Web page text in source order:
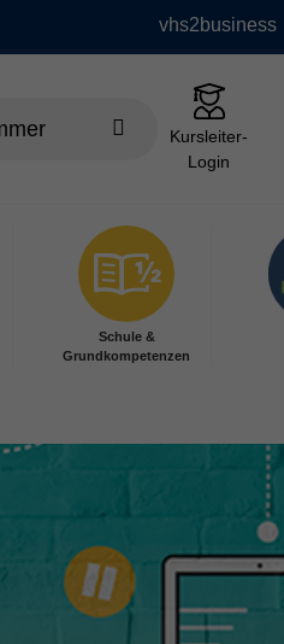
vhs2business
Kursleiter-
Login
Schule &
Grundkompetenzen